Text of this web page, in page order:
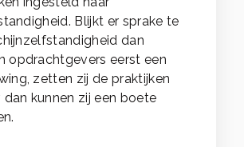
Blijkt er sprake te
dan
opdrachtgevers eerst een
zetten zij de praktijken
dan kunnen zij een boete